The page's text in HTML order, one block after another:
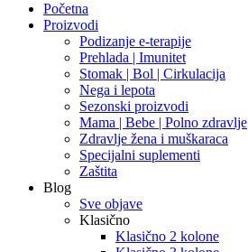
Početna
Proizvodi
Podizanje e-terapije
Prehlada | Imunitet
Stomak | Bol | Cirkulacija
Nega i lepota
Sezonski proizvodi
Mama | Bebe | Polno zdravlje
Zdravlje žena i muškaraca
Specijalni suplementi
Zaštita
Blog
Sve objave
Klasično
Klasično 2 kolone